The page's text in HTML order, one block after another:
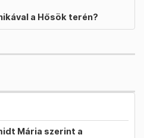
a Hősök terén?
Mária szerint a